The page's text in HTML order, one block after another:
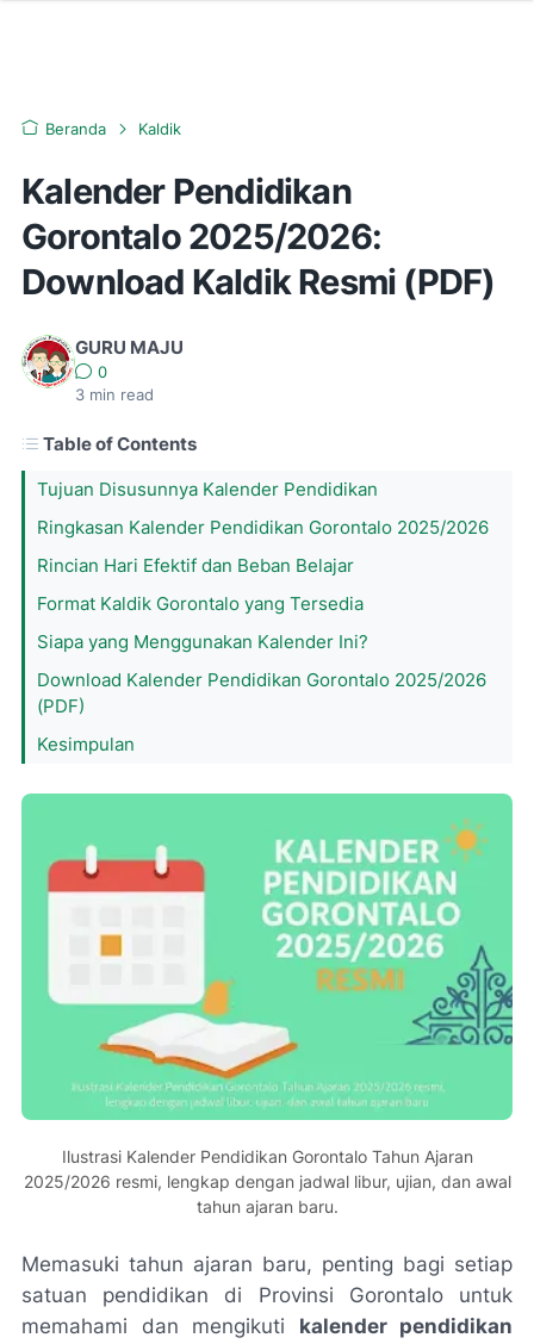
Beranda Kaldik
Kalender Pendidikan
Gorontalo 2025/2026:
Download Kaldik Resmi (PDF)
GURU MAJU
0
3 min read
Table of Contents
Tujuan Disusunnya Kalender Pendidikan
Ringkasan Kalender Pendidikan Gorontalo 2025/2026
Rincian Hari Efektif dan Beban Belajar
Format Kaldik Gorontalo yang Tersedia
Siapa yang Menggunakan Kalender Ini?
Download Kalender Pendidikan Gorontalo 2025/2026
(PDF)
Kesimpulan
Ilustrasi Kalender Pendidikan Gorontalo Tahun Ajaran
2025/2026 resmi, lengkap dengan jadwal libur, ujian, dan awal
tahun ajaran baru.
Memasuki tahun ajaran baru, penting bagi setiap
satuan pendidikan di Provinsi Gorontalo untuk
memahami dan mengikuti kalender pendidikan